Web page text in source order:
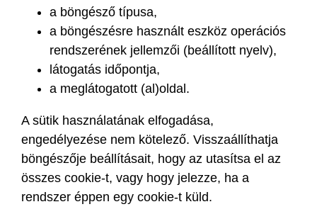
a böngésző típusa,
a böngészésre használt eszköz operációs
rendszerének jellemzői (beállított nyelv),
látogatás időpontja,
a meglátogatott (al)oldal.
A sütik használatának elfogadása,
engedélyezése nem kötelező. Visszaállíthatja
böngészője beállításait, hogy az utasítsa el az
összes cookie-t, vagy hogy jelezze, ha a
rendszer éppen egy cookie-t küld.